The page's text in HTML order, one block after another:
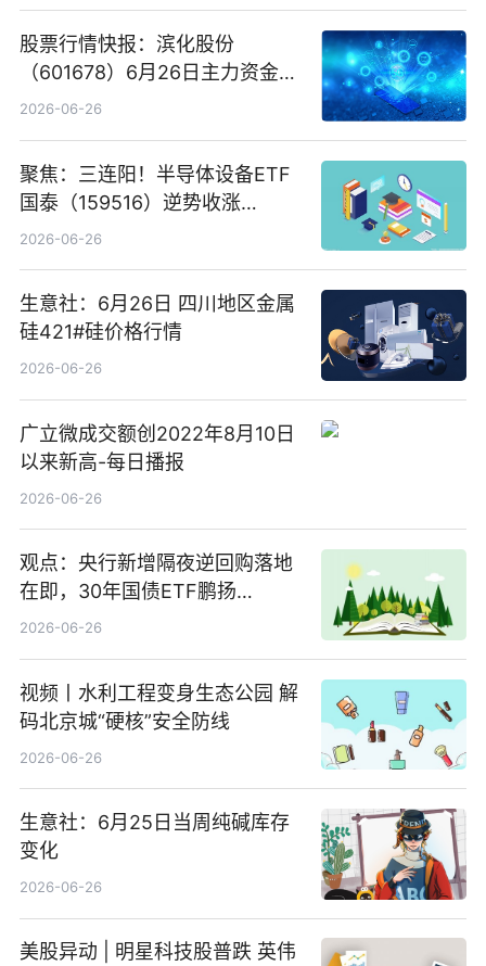
股票行情快报：滨化股份
（601678）6月26日主力资金净
卖出5964.34万元
2026-06-26
聚焦：三连阳！半导体设备ETF
国泰（159516）逆势收涨
3.5%，近10日累计净流入超65
2026-06-26
生意社：6月26日 四川地区金属
硅421#硅价格行情
2026-06-26
广立微成交额创2022年8月10日
以来新高-每日播报
2026-06-26
观点：央行新增隔夜逆回购落地
在即，30年国债ETF鹏扬
(511090) 盘中小幅上涨
2026-06-26
视频丨水利工程变身生态公园 解
码北京城“硬核”安全防线
2026-06-26
生意社：6月25日当周纯碱库存
变化
2026-06-26
美股异动 | 明星科技股普跌 英伟